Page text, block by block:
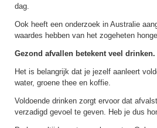
dag.
Ook heeft een onderzoek in Australie
waardes hebben van het zogeheten
Gezond afvallen betekent veel drinken.
Het is belangrijk dat je jezelf aanleert
water, groene thee en koffie.
Voldoende drinken zorgt ervoor dat
verzadigd gevoel te geven. Heb je dus